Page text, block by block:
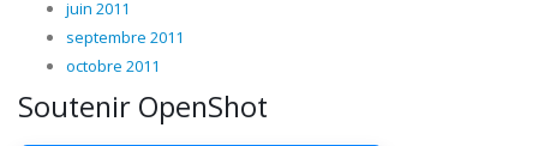
juin 2011
septembre 2011
octobre 2011
Soutenir OpenShot